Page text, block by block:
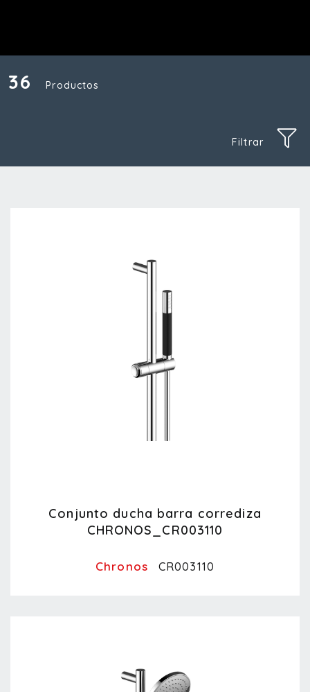
36 Productos
Filtrar
Conjunto ducha barra corrediza
CHRONOS_CR003110
Chronos CR003110